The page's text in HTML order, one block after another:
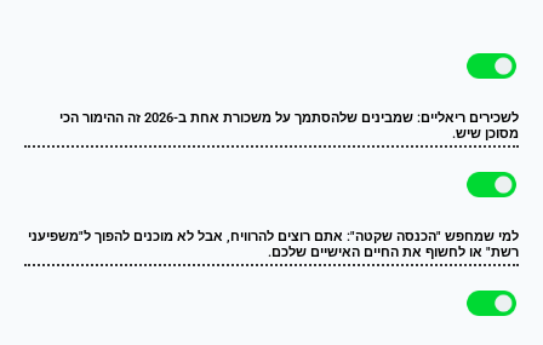
לשכירים ריאליים: שמבינים שלהסתמך על משכורת אחת ב-2026 זה ההימור הכי
מסוכן שיש.
למי שמחפש "הכנסה שקטה": אתם רוצים להרוויח, אבל לא מוכנים להפוך ל"משפיעני
רשת" או לחשוף את החיים האישיים שלכם.